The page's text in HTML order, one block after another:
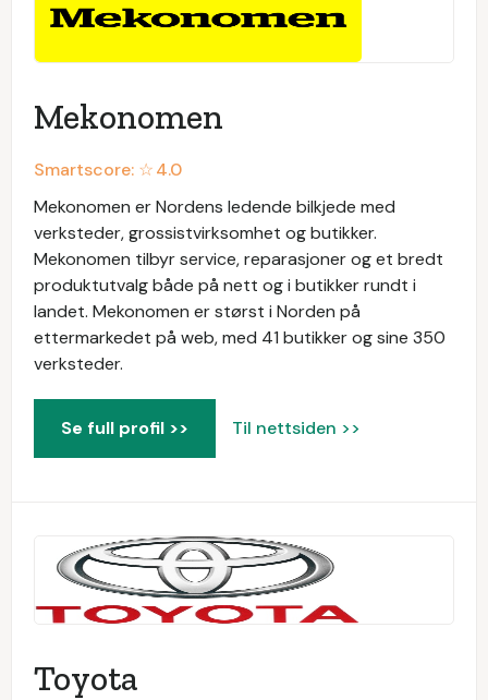
Mekonomen
Smartscore: ☆4.0
Mekonomen er Nordens ledende bilkjede med
verksteder, grossistvirksomhet og butikker.
Mekonomen tilbyr service, reparasjoner og et bredt
produktutvalg både på nett og i butikker rundt i
landet. Mekonomen er størst i Norden på
ettermarkedet på web, med 41 butikker og sine 350
verksteder.
Se full profil >> Til nettsiden >>
Toyota